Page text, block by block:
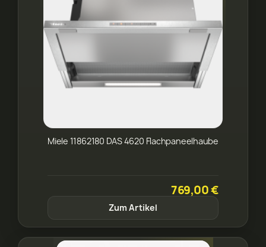
Miele 11862180 DAS 4620 Flachpaneelhaube
769,00 €
Zum Artikel